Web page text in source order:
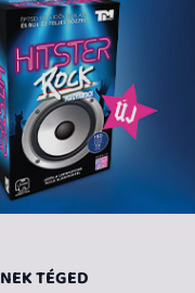
TÉGED